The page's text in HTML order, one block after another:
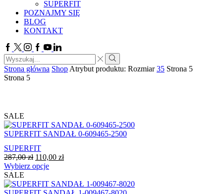
SUPERFIT
POZNAJMY SIĘ
BLOG
KONTAKT
Facebook
TwitterInstagram
Google
plus
YoutubeLinkedin
Search
input
Search
Strona główna Shop Atrybut produktu: Rozmiar 35 Strona 5
Strona 5
SALE
SUPERFIT SANDAŁ 0-609465-2500
SUPERFIT
287,00zł Pierwotna
cena
287,00 zł.
110,00 złAktualna
110,00 zł.
Wybierz opcjeTen
ma
wiele
SALE